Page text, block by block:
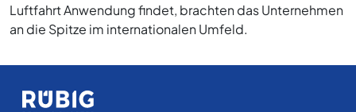
Luftfahrt Anwendung findet, brachten das Unternehmen
an die Spitze im internationalen Umfeld.